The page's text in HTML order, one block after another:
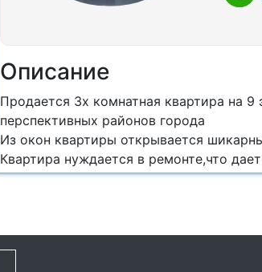
Описание
Продается 3х комнатная квартира на
перспективных районов города
Из окон квартиры открывается
Квартира нуждается в ремонте,что